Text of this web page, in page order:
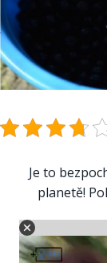
Je to
planetě!